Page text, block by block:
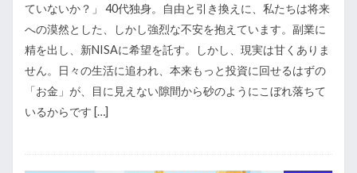
ていないか？」 40代独身。自由と引き換えに、私たちは将来
への漠然とした、しかし強烈な不安を抱えています。副業に
精を出し、新NISAに希望を託す。しかし、現実は甘くありま
せん。日々の生活に追われ、本来もっと投資に回せるはずの
「お金」が、目に見えない隙間から砂のようにこぼれ落ちて
いるからです […]